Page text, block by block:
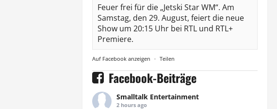
Feuer frei für die „Jetski Star WM“. Am
Samstag, den 29. August, feiert die neue
Show um 20:15 Uhr bei RTL und RTL+
Premiere.
Auf Facebook anzeigen · Teilen
Facebook-Beiträge
Smalltalk Entertainment
2 hours ago